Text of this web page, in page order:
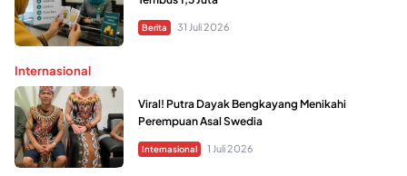
Berita 31 Juli 2026
Internasional
Viral! Putra Dayak Bengkayang Menikahi
Perempuan Asal Swedia
Internasional 1 Juli 2026